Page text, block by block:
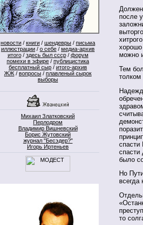
новости / книги / шендевры / письма
иллюстрации / о себе / медиа-архив
итого/ здесь был ссср/ форум
помехи в эфире / публицистика
бесплатный сыр / итого-архив
ЖЖ / вопросы / плавленый сырок
выборы
Михаил Златковский
Перлодром
Владимир Вишневский
Борис Жутовский
журнал "Бесэдер?"
Игорь Иртеньев
Должен
после
хорошо
можно
Тем
толком
спасти
спасти
было
Но
то